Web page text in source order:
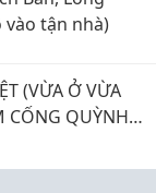
vào tận nhà)
(VỪA Ở VỪA
CỐNG QUỲNH,